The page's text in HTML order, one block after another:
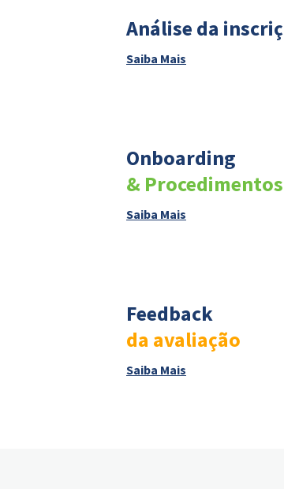
Análise da
Saiba Mais
Onboarding
& Procedimentos
Saiba Mais
Feedback
da avaliação
Saiba Mais